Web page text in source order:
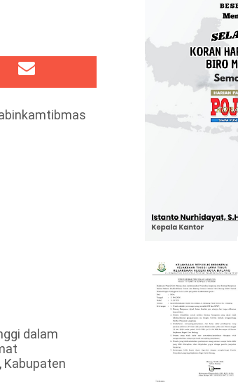
Batu HQ Total Hadiah Rp 5 Juta
dalam
Kabupaten